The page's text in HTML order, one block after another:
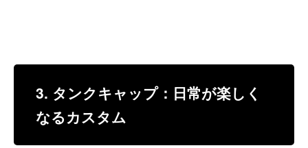
3. タンクキャップ：日常が楽しく
なるカスタム